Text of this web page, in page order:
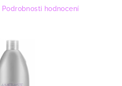
Podrobnosti hodnocení